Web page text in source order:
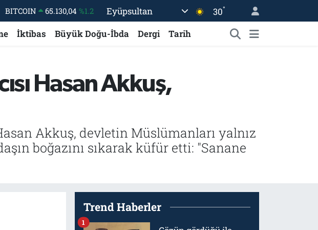
BITCOIN 65.130,04 %1.2
DOLAR
47,7106
%0.17
ALTIN
6618.49 %2.12
Eyüpsultan 30°
İktibas Büyük Doğu-İbda Dergi Tarih
Hasan Akkuş,
Akkuş, devletin Müslümanları yalnız
boğazını sıkarak küfür etti: "Sanane
Trend Haberler
1